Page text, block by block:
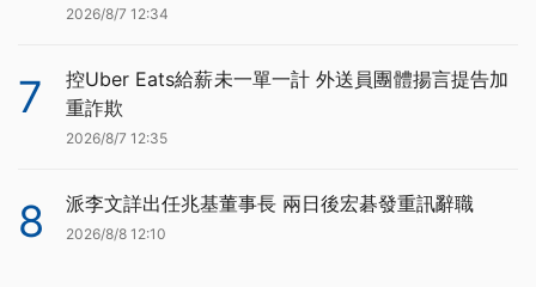
2026/8/7 12:34
7
控Uber Eats給薪未一單一計 外送員團體揚言提告加
重詐欺
2026/8/7 12:35
8 派李文詳出任兆基董事長 兩日後宏碁發重訊辭職
2026/8/8 12:10